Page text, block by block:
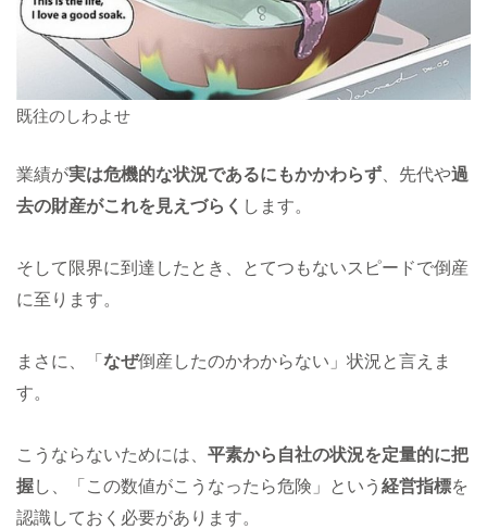
既往のしわよせ
業績が実は危機的な状況であるにもかかわらず 、先代や過
去の財産がこれを見えづらく します。
そして限界に到達したとき、とてつもないスピードで倒産
に至ります。
まさに、「 なぜ倒産したのかわからない」状況と言えま
す。
こうならないためには、 平素から自社の状況を定量的に把
握し、「この数値がこうなったら危険」という 経営指標を
認識しておく必要があります。